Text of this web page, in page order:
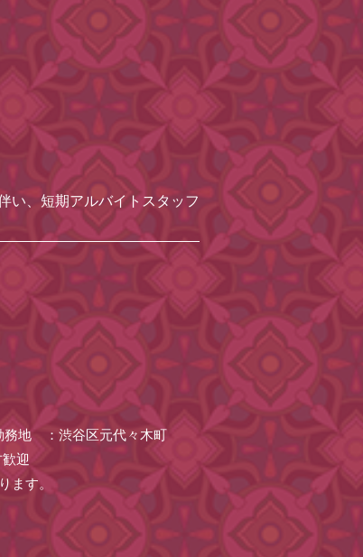
い、短期アルバイトスタッフ
地 ：渋谷区元代々木町
迎
ます。